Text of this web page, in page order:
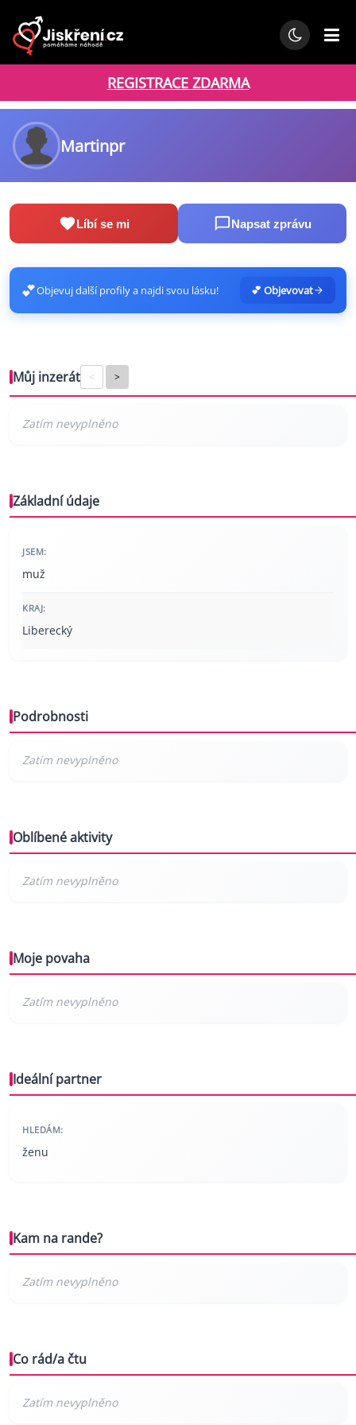
REGISTRACE ZDARMA
Martinpr
Líbí se mi Napsat zprávu
💕Objevuj další profily a najdi svou lásku! 💕 Objevovat
Můj inzerát < >
Základní údaje
JSEM:
muž
KRAJ:
Liberecký
Podrobnosti
Oblíbené aktivity
Moje povaha
Ideální partner
HLEDÁM:
ženu
Kam na rande?
Co rád/a čtu